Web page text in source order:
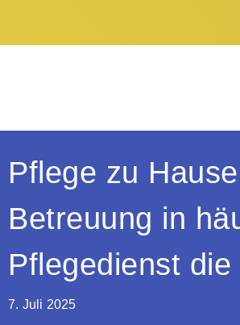
Pflege zu
Betreuung in
Pflegedienst
7. Juli 2025